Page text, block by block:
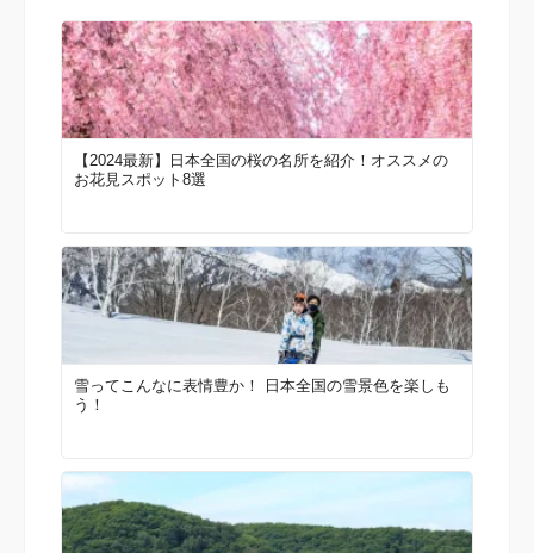
【2024最新】日本全国の桜の名所を紹介！オススメの
お花見スポット8選
雪ってこんなに表情豊か！ 日本全国の雪景色を楽しも
う！